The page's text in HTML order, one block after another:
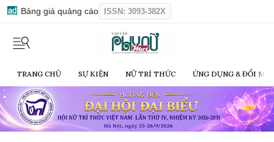
Bảng giá quảng cáo ISSN: 3093-382X
TRANG CHỦ SỰ KIỆN NỮ TRÍ THỨC ỨNG DỤNG & ĐỔI